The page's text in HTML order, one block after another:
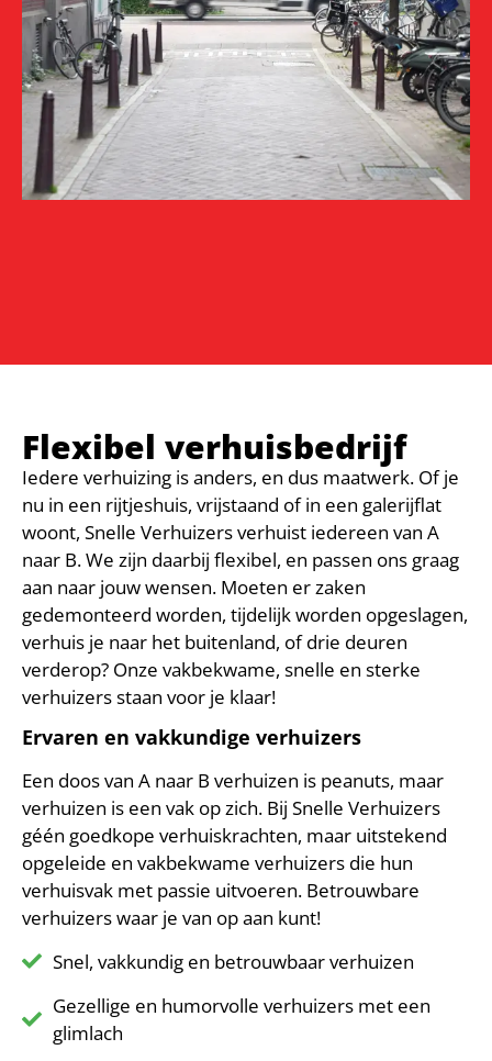
Flexibel verhuisbedrijf
Iedere verhuizing is anders, en dus maatwerk. Of je
nu in een rijtjeshuis, vrijstaand of in een galerijflat
woont, Snelle Verhuizers verhuist iedereen van A
naar B. We zijn daarbij flexibel, en passen ons graag
aan naar jouw wensen. Moeten er zaken
gedemonteerd worden, tijdelijk worden opgeslagen,
verhuis je naar het buitenland, of drie deuren
verderop? Onze vakbekwame, snelle en sterke
verhuizers staan voor je klaar!
Ervaren en vakkundige verhuizers
Een doos van A naar B verhuizen is peanuts, maar
verhuizen is een vak op zich. Bij Snelle Verhuizers
géén goedkope verhuiskrachten, maar uitstekend
opgeleide en vakbekwame verhuizers die hun
verhuisvak met passie uitvoeren. Betrouwbare
verhuizers waar je van op aan kunt!
Snel, vakkundig en betrouwbaar verhuizen
Gezellige en humorvolle verhuizers met een
glimlach